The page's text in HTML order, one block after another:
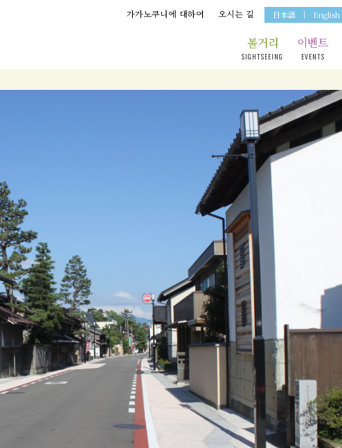
가가노쿠니에 대하여 오시는 길 日本語 English
볼거리
SIGHTSEEING
이벤트
EVENTS